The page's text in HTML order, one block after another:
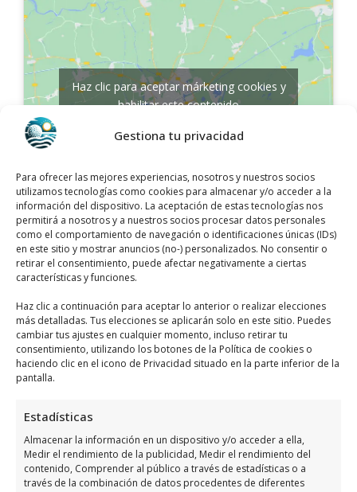
Gestiona tu privacidad
Para ofrecer las mejores experiencias, nosotros y nuestros socios
utilizamos tecnologías como cookies para almacenar y/o acceder a la
información del dispositivo. La aceptación de estas tecnologías nos
permitirá a nosotros y a nuestros socios procesar datos personales
como el comportamiento de navegación o identificaciones únicas (IDs)
en este sitio y mostrar anuncios (no-) personalizados. No consentir o
retirar el consentimiento, puede afectar negativamente a ciertas
características y funciones.
Haz clic a continuación para aceptar lo anterior o realizar elecciones
más detalladas. Tus elecciones se aplicarán solo en este sitio. Puedes
cambiar tus ajustes en cualquier momento, incluso retirar tu
consentimiento, utilizando los botones de la Política de cookies o
haciendo clic en el icono de Privacidad situado en la parte inferior de la
pantalla.
Estadísticas
Almacenar la información en un dispositivo y/o acceder a ella,
Medir el rendimiento de la publicidad, Medir el rendimiento del
contenido, Comprender al público a través de estadísticas o a
través de la combinación de datos procedentes de diferentes
Haz clic para aceptar márketing cookies y
habilitar este contenido
Horario de atención de La Zenia
Massage
Días
Lunes
10:00 a 19:00
Martes
10:00 a 19:00
Miércoles
10:00 a 19:00
Viernes
Sábado
10:00 a 16:00
Domingo
Cerrado